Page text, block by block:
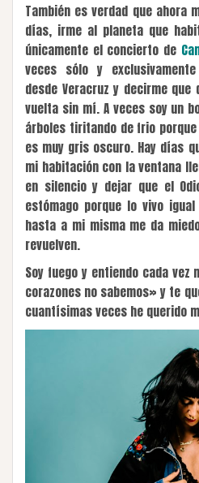
También es verdad que ahora
días, irme al planeta que
únicamente el concierto de
veces sólo y
desde Veracruz y decirme que
vuelta sin mí. A veces soy un
árboles tiritando de frio
es muy gris oscuro. Hay días
mi habitación con la ventana
en silencio y dejar que el
estómago porque lo vivo
hasta a mi misma me da
revuelven.
Soy fuego y entiendo cada vez
corazones no sabemos» y te
cuantísimas veces he querido